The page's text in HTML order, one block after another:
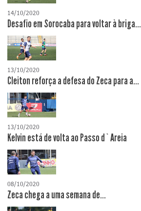
14/10/2020
Desafio em Sorocaba para voltar à briga...
13/10/2020
Cleiton reforça a defesa do Zeca para a...
13/10/2020
Kelvin está de volta ao Passo d`Areia
08/10/2020
Zeca chega a uma semana de...